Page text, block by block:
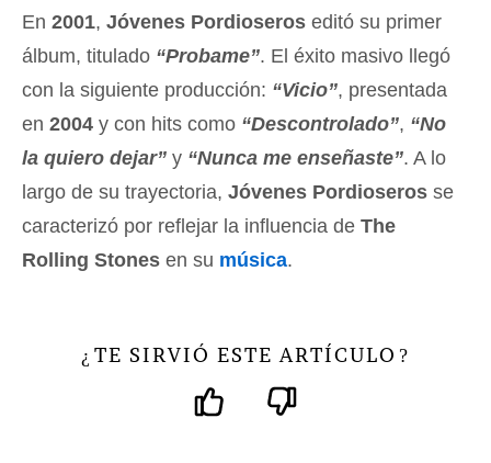
En 2001, Jóvenes Pordioseros editó su primer
álbum, titulado “Probame”. El éxito masivo llegó
con la siguiente producción: “Vicio”, presentada
en 2004 y con hits como “Descontrolado”, “No
la quiero dejar” y “Nunca me enseñaste”. A lo
largo de su trayectoria, Jóvenes Pordioseros se
caracterizó por reflejar la influencia de The
Rolling Stones en su música.
¿ TE SIRVIÓ ESTE ARTÍCULO ?